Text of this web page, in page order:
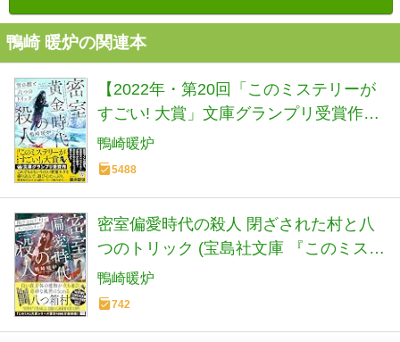
鴨崎 暖炉の関連本
【2022年・第20回「このミステリーが
すごい! 大賞」文庫グランプリ受賞作】
密室黄金時代の殺人 雪の館と六つのト
リック (宝島社文庫 『このミス』大賞シ
鴨崎暖炉
5488
密室偏愛時代の殺人 閉ざされた村と八
つのトリック (宝島社文庫 『このミス』
大賞シリーズ)
鴨崎暖炉
742